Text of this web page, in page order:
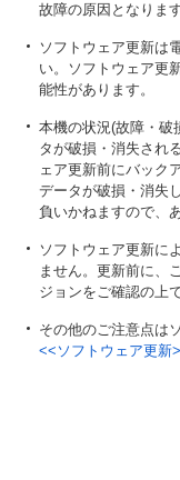
故障の原因となります
ソフトウェア更新は
い。ソフトウェア更
能性があります。
本機の状況(故障・破
タが破損・消失され
ェア更新前にバック
データが破損・消失
負いかねますので、
ソフトウェア更新に
ません。更新前に、
ジョンをご確認の上
その他のご注意点は
<<ソフトウェア更新